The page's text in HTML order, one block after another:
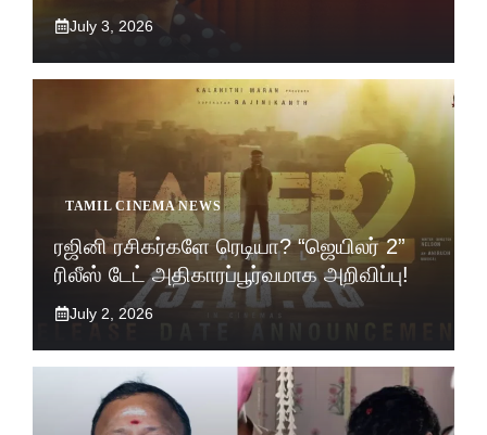
July 3, 2026
TAMIL CINEMA NEWS
ரஜினி ரசிகர்களே ரெடியா? “ஜெயிலர் 2”
ரிலீஸ் டேட் அதிகாரப்பூர்வமாக அறிவிப்பு!
July 2, 2026